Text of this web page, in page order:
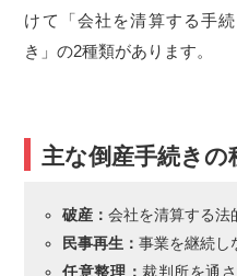
けて「会社を清算する手
き」の2種類があります。
主な倒産手続きの
破産：会社を清算する法
民事再生：事業を継続し
任意整理：裁判所を通